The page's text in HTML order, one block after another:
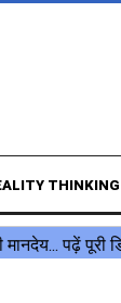
THINKING